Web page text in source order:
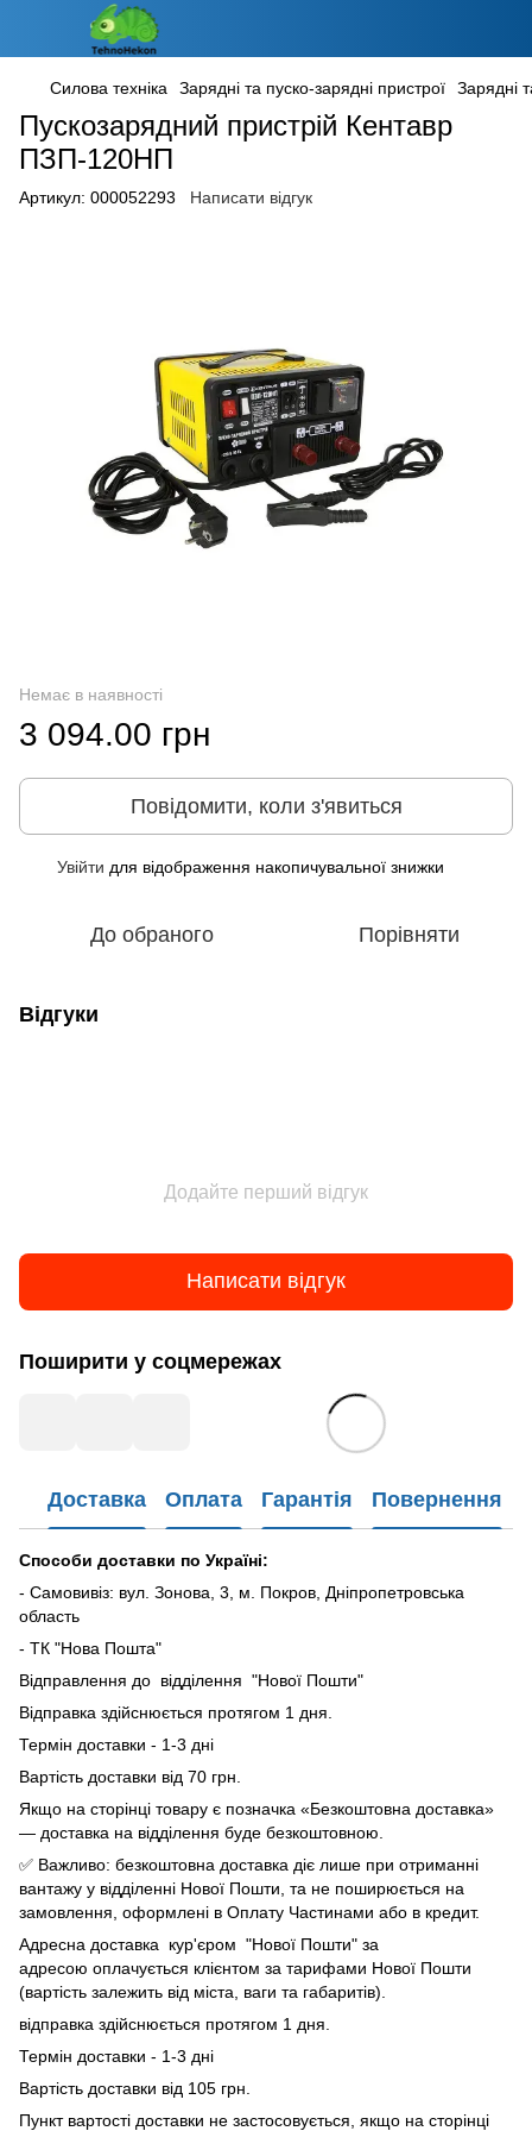
Силова техніка Зарядні та пуско-зарядні пристрої Зарядні
Пускозарядний пристрій Кентавр
ПЗП-120НП
Артикул: 000052293 Написати відгук
Немає в наявності
3 094.00 грн
Повідомити, коли з'явиться
Увійти для відображення накопичувальної знижки
До обраного Порівняти
Відгуки
Додайте перший відгук
Написати відгук
Поширити у соцмережах
Доставка Оплата Гарантія Повернення
Способи доставки по Україні:
- Самовивіз: вул. Зонова, 3, м. Покров, Дніпропетровська
область
- ТК "Нова Пошта"
Відправлення до відділення "Нової Пошти"
Відправка здійснюється протягом 1 дня.
Термін доставки - 1-3 дні
Вартість доставки від 70 грн.
Якщо на сторінці товару є позначка «Безкоштовна доставка»
— доставка на відділення буде безкоштовною.
✅ Важливо: безкоштовна доставка діє лише при отриманні
вантажу у відділенні Нової Пошти, та не поширюється на
замовлення, оформлені в Оплату Частинами або в кредит.
Адресна доставка кур'єром "Нової Пошти" за
адресою оплачується клієнтом за тарифами Нової Пошти
(вартість залежить від міста, ваги та габаритів).
відправка здійснюється протягом 1 дня.
Термін доставки - 1-3 дні
Вартість доставки від 105 грн.
Пункт вартості доставки не застосовується, якщо на сторінці